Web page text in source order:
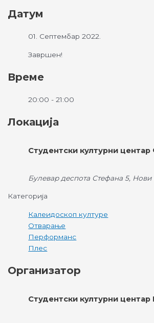
Датум
01. Септембар 2022.
Завршен!
Време
20:00 - 21:00
Локација
Студентски културни
Булевар деспота Стефана 5, Нови
Категорија
Калеидоскоп културе
Отварање
Перформанс
Плес
Организатор
Студентски културни